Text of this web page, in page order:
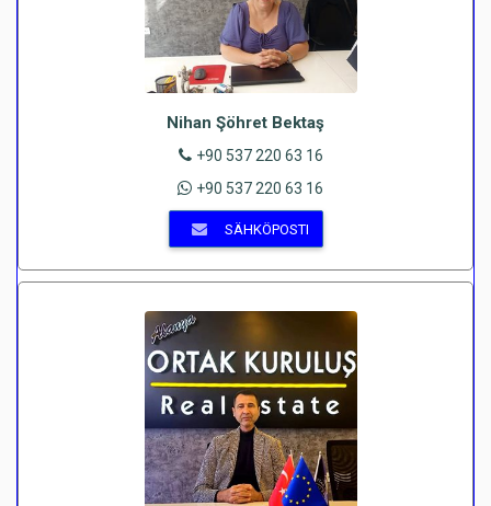
Nihan Şöhret Bektaş
+90 537 220 63 16
+90 537 220 63 16
SÄHKÖPOSTI